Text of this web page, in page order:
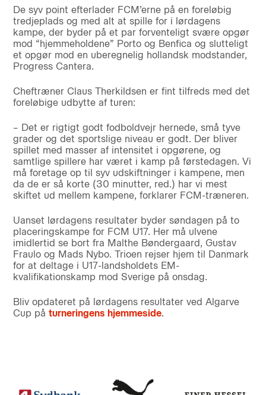
De syv point efterlader FCM’erne på en foreløbig
tredjeplads og med alt at spille for i lørdagens
kampe, der byder på et par forventeligt svære opgør
mod “hjemmeholdene” Porto og Benfica og slutteligt
et opgør mod en uberegnelig hollandsk modstander,
Progress Cantera.
Cheftræner Claus Therkildsen er fint tilfreds med det
foreløbige udbytte af turen:
– Det er rigtigt godt fodboldvejr hernede, små tyve
grader og det sportslige niveau er godt. Der bliver
spillet med masser af intensitet i opgørene, og
samtlige spillere har været i kamp på førstedagen. Vi
må foretage op til syv udskiftninger i kampene, men
da de er så korte (30 minutter, red.) har vi mest
skiftet ud mellem kampene, forklarer FCM-træneren.
Uanset lørdagens resultater byder søndagen på to
placeringskampe for FCM U17. Her må ulvene
imidlertid se bort fra Malthe Bøndergaard, Gustav
Fraulo og Mads Nybo. Trioen rejser hjem til Danmark
for at deltage i U17-landsholdets EM-
kvalifikationskamp mod Sverige på onsdag.
Bliv opdateret på lørdagens resultater ved Algarve
Cup på turneringens hjemmeside.